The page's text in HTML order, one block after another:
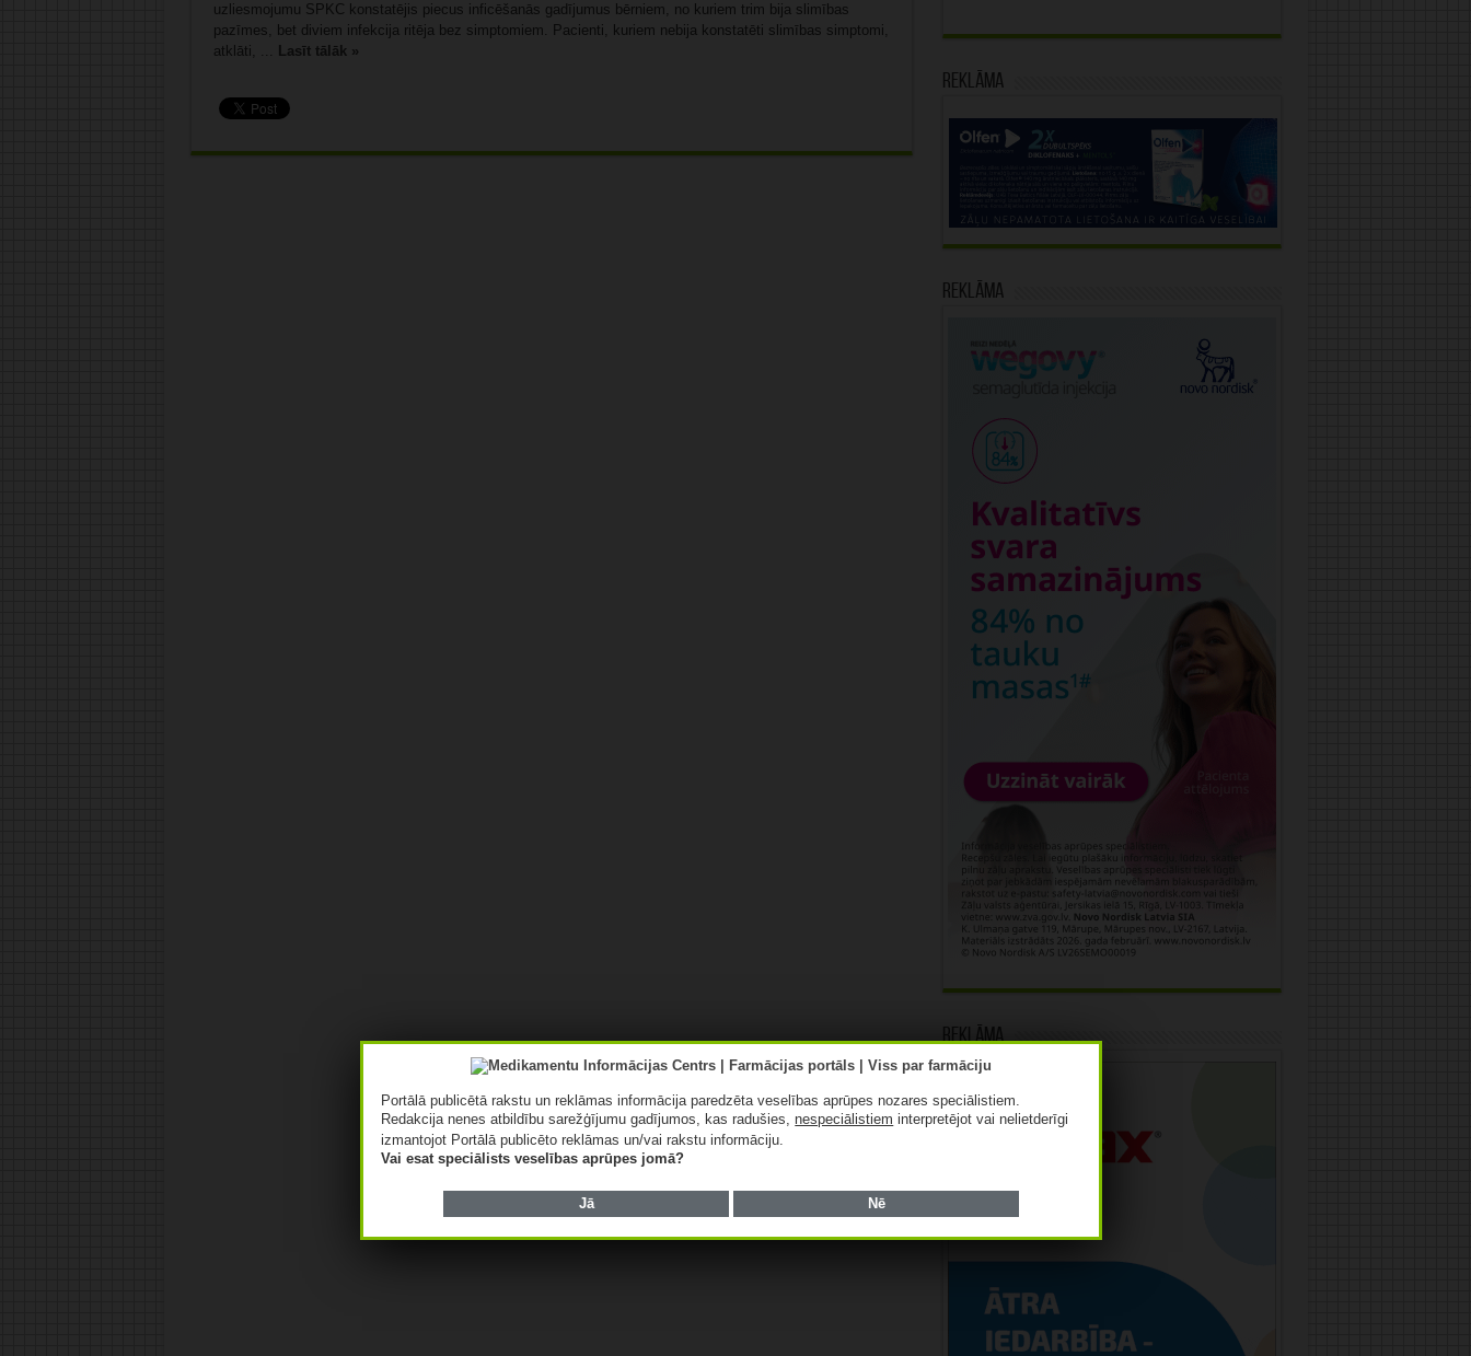
uzliesmojumu SPKC konstatējis piecus inficēšanās gadījumus bērniem, no kuriem trim bija slimības
pazīmes, bet diviem infekcija ritēja bez simptomiem. Pacienti, kuriem nebija konstatēti slimības simptomi,
atklāti, ... Lasīt tālāk »
Reklāma
Reklāma
Reklāma
Portālā publicētā rakstu un reklāmas informācija paredzēta veselības aprūpes nozares speciālistiem.
Redakcija nenes atbildību sarežģījumu gadījumos, kas radušies,nespeciālistiem interpretējot vai nelietderīgi
izmantojot Portālā publicēto reklāmas un/vai rakstu informāciju.
Vai esat speciālists veselības aprūpes jomā?
Jā Nē